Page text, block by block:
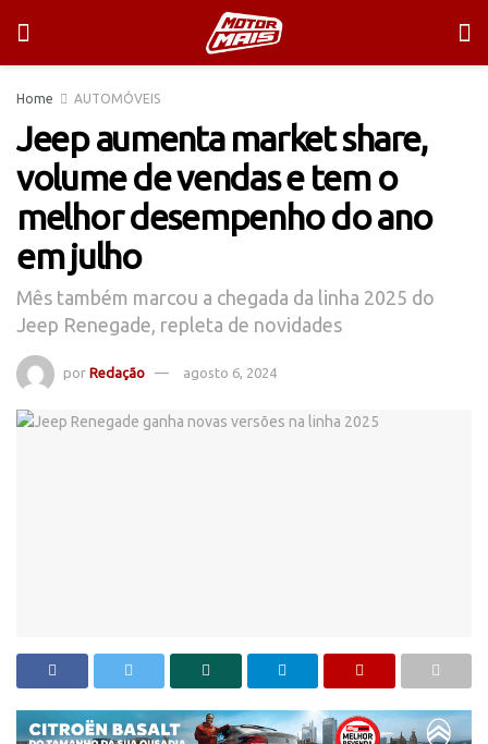
Home AUTOMÓVEIS
Jeep aumenta market share,
volume de vendas e tem o
melhor desempenho do ano
em julho
Mês também marcou a chegada da linha 2025 do
Jeep Renegade, repleta de novidades
por Redação agosto 6, 2024